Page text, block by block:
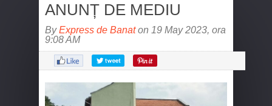
ANUNȚ DE MEDIU
ByExpress de Banaton 19 May 2023, ora
9:08 AM